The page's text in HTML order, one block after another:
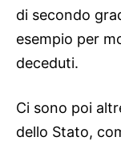
di secondo
esempio per
deceduti.
Ci sono poi
dello Stato,